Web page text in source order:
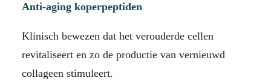
Anti-aging koperpeptiden
Klinisch bewezen dat het verouderde cellen
revitaliseert en zo de productie van vernieuwd
collageen stimuleert.